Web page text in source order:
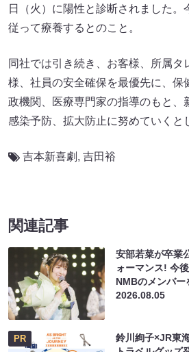
日（火）に陽性と診断されました。
従って療養するとのこと。
同社では引き続き、お客様、所属タ
様、社員の安全確保を最優先に、保
政機関、医療専門家の指導のもと、
感染予防、拡大防止に努めていくと
吉本新喜劇 , 吉田裕
関連記事
安部若菜が卒業
ォーマンス! 今
NMBのメンバ
2026.08.05
PR
鈴川絢子×JR東